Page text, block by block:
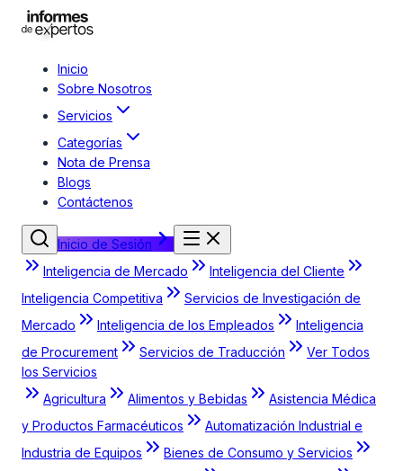
Inicio
Sobre Nosotros
Servicios
Categorías
Nota de Prensa
Blogs
Contáctenos
Inicio de Sesión
Inteligencia de Mercado
Inteligencia del Cliente
Inteligencia Competitiva
Servicios de Investigación de
Mercado
Inteligencia de los Empleados
Inteligencia
de Procurement
Servicios de Traducción
Ver Todos
los Servicios
Agricultura
Alimentos y Bebidas
Asistencia Médica
y Productos Farmacéuticos
Automatización Industrial e
Industria de Equipos
Bienes de Consumo y Servicios